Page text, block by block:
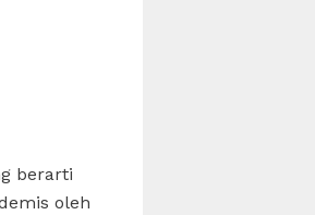
berarti
oleh